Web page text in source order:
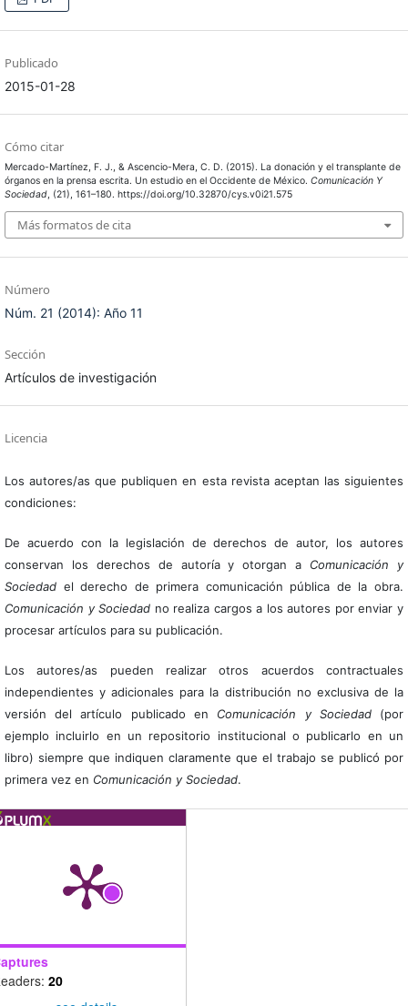
Publicado
2015-01-28
Cómo citar
Mercado-Martínez, F. J., & Ascencio-Mera, C. D. (2015). La donación y el transplante de
órganos en la prensa escrita. Un estudio en el Occidente de México. Comunicación Y
Sociedad, (21), 161–180. https://doi.org/10.32870/cys.v0i21.575
Más formatos de cita
Número
Núm. 21 (2014): Año 11
Sección
Artículos de investigación
Licencia
Los autores/as que publiquen en esta revista aceptan las siguientes
condiciones:
De acuerdo con la legislación de derechos de autor, los autores
conservan los derechos de autoría y otorgan a Comunicación y
Sociedadel derecho de primera comunicación pública de la obra.
Comunicación y Sociedad no realiza cargos a los autores por enviar y
procesar artículos para su publicación.
Los autores/as pueden realizar otros acuerdos contractuales
independientes y adicionales para la distribución no exclusiva de la
versión del artículo publicado en Comunicación y Sociedad(por
ejemplo incluirlo en un repositorio institucional o publicarlo en un
libro) siempre que indiquen claramente que el trabajo se publicó por
primera vez en Comunicación y Sociedad.
20